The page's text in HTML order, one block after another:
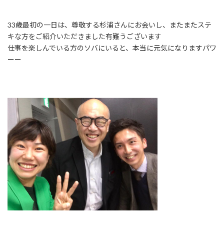
33歳最初の一日は、尊敬する杉浦さんにお会いし、またまたステ
キな方をご紹介いただきました有難うございます
仕事を楽しんでいる方のソバにいると、本当に元気になりますパワ
ーー